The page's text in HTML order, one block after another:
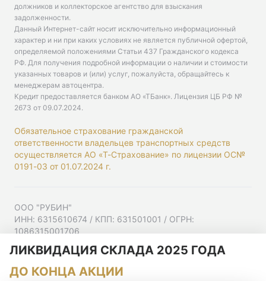
должников и коллекторское агентство для взыскания
задолженности.
Данный Интернет-сайт носит исключительно информационный
характер и ни при каких условиях не является публичной офертой,
определяемой положениями Статьи 437 Гражданского кодекса
РФ. Для получения подробной информации о наличии и стоимости
указанных товаров и (или) услуг, пожалуйста, обращайтесь к
менеджерам автоцентра.
Кредит предоставляется банком АО «ТБанк». Лицензия ЦБ РФ №
2673 от 09.07.2024.
Обязательное страхование гражданской
ответственности владельцев транспортных средств
осуществляется АО «Т-Страхование» по лицензии ОС№
0191-03 от 01.07.2024 г.
ООО "РУБИН"
ИНН: 6315610674 / КПП: 631501001 / ОГРН:
1086315001706
Ульяновская ул, д. 52/55, помещ. 9-18
Согласие на рекламную рассылку
ЛИКВИДАЦИЯ СКЛАДА 2025 ГОДА
ДО КОНЦА АКЦИИ